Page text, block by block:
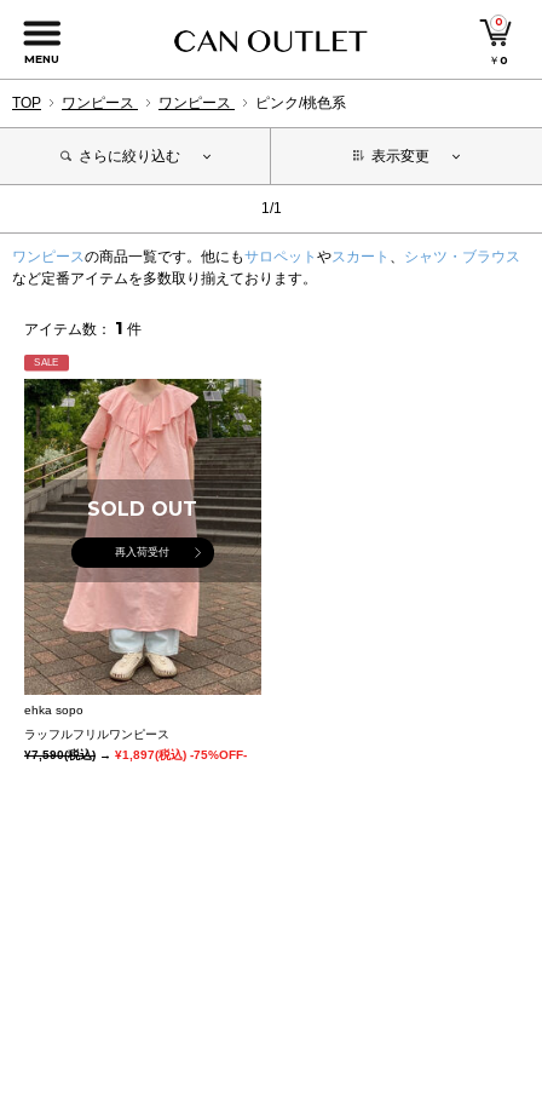
MENU
0
￥0
TOP ワンピース ワンピース ピンク/桃色系
さらに絞り込む 表示変更
1/1
ワンピースの商品一覧です。他にもサロペット やスカート 、 シャツ・ブラウス
など定番アイテムを多数取り揃えております。
アイテム数： 1 件
SALE
SOLD OUT
再入荷受付
ehka sopo
ラッフルフリルワンピース
¥7,590(税込) → ¥1,897(税込) -75%OFF-